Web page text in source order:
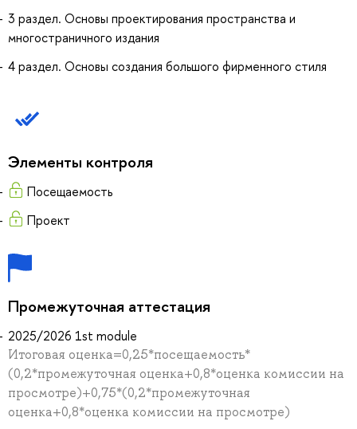
3 раздел. Основы проектирования пространства и
многостраничного издания
4 раздел. Основы создания большого фирменного стиля
Элементы контроля
Посещаемость
Проект
Промежуточная аттестация
2025/2026 1st module
Итоговая оценка=0,25*посещаемость*
(0,2*промежуточная оценка+0,8*оценка комиссии на
просмотре)+0,75*(0,2*промежуточная
оценка+0,8*оценка комиссии на просмотре)